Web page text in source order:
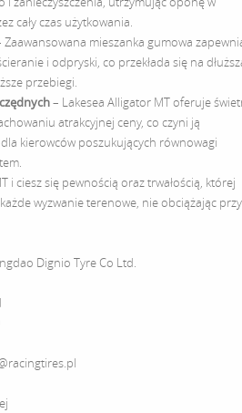
cały czas użytkowania.
Zaawansowana mieszanka gumowa
i odpryski, co przekłada się na
przebiegi.
– Lakesea Alligator MT oferuje
atrakcyjnej ceny, co czyni ją
kierowców poszukujących równowagi
i ciesz się pewnością oraz trwałością, której
wyzwanie terenowe, nie obciążając przy
Dignio Tyre Co Ltd.